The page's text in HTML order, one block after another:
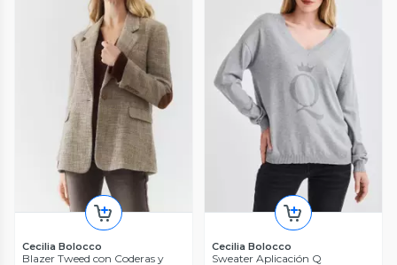
Cecilia Bolocco
Blazer Tweed con Coderas y
Cecilia Bolocco
Sweater Aplicación Q